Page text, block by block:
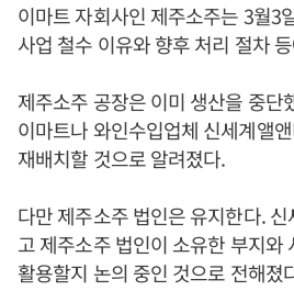
이마트 자회사인 제주소주는 3월3
사업 철수 이유와 향후 처리 절차
제주소주 공장은 이미 생산을 중단
이마트나 와인수입업체 신세계앨
재배치할 것으로 알려졌다.
다만 제주소주 법인은 유지한다.
고 제주소주 법인이 소유한 부지와
활용할지 논의 중인 것으로 전해졌